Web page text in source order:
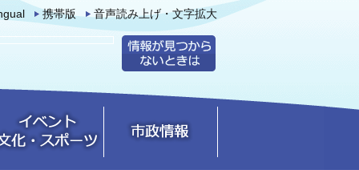
携帯版 音声読み上げ・文字拡大